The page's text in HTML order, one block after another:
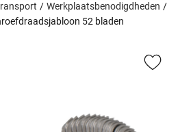
Werkplaatsbenodigdheden
52 bladen